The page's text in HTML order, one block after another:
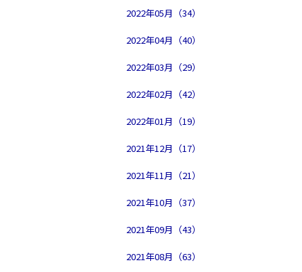
2022年05月（34）
2022年04月（40）
2022年03月（29）
2022年02月（42）
2022年01月（19）
2021年12月（17）
2021年11月（21）
2021年10月（37）
2021年09月（43）
2021年08月（63）